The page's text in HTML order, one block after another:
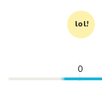
lol!
0